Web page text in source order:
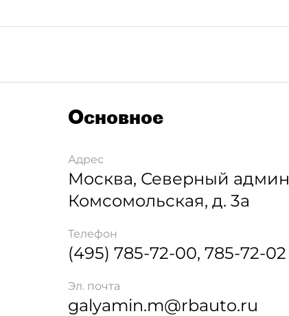
Основное
Адрес
Москва, Северный
Комсомольская, д. 3а
Телефон
(495) 785-72-00, 785-72-02
Эл. почта
galyamin.m@rbauto.ru